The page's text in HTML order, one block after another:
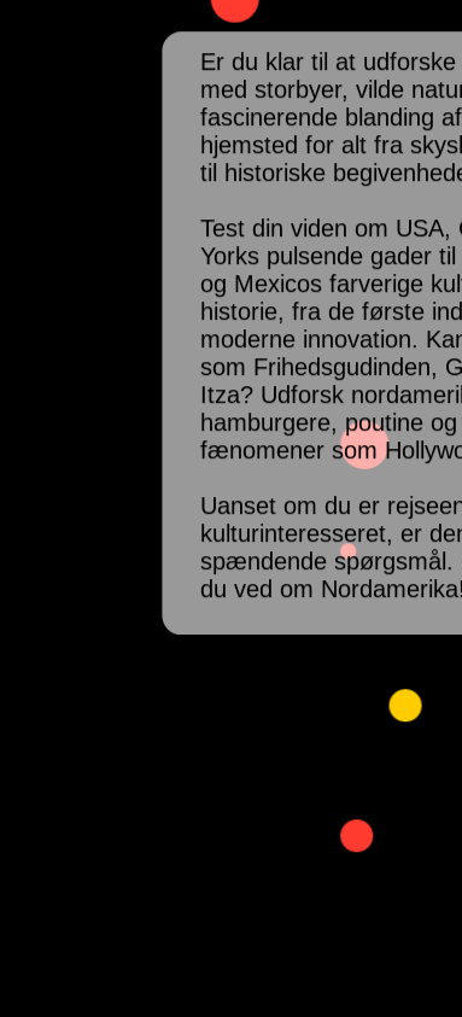
Er du klar til at
med storbyer, vilde
fascinerende blanding
hjemsted for alt fra
til historiske
Test din viden om
Yorks pulsende gader
og Mexicos farverige
historie, fra de første
moderne innovation.
som Frihedsgudinden,
Itza? Udforsk
hamburgere, poutine
fænomener som
Uanset om du er
kulturinteresseret, er
spændende spørgsmål.
du ved om Nordamerika!